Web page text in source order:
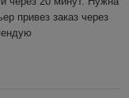
привез заказ через